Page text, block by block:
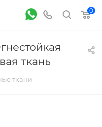
0
ткань
ткани